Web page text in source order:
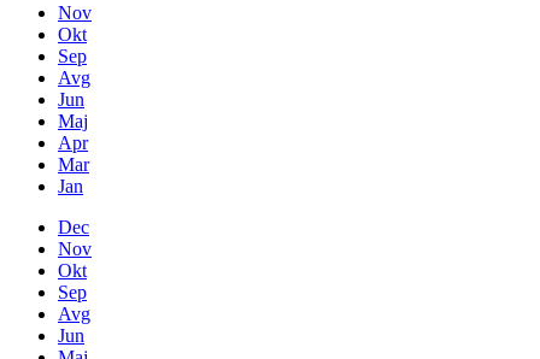
Nov
Okt
Sep
Avg
Jun
Maj
Apr
Mar
Jan
Dec
Nov
Okt
Sep
Avg
Jun